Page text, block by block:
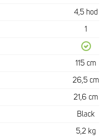
4,5 hod
1
115 cm
26,5 cm
21,6 cm
Black
5,2 kg